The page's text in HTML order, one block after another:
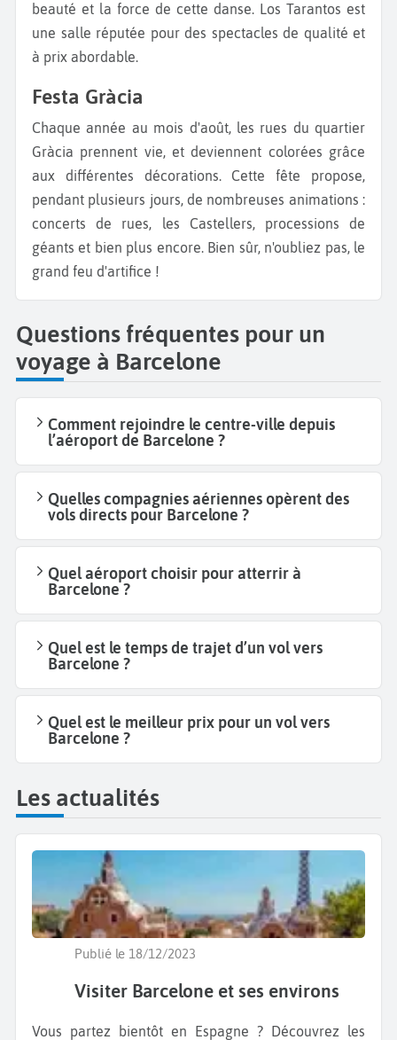
beauté et la force de cette danse. Los Tarantos est
une salle réputée pour des spectacles de qualité et
à prix abordable.
Festa Gràcia
Chaque année au mois d'août, les rues du quartier
Gràcia prennent vie, et deviennent colorées grâce
aux différentes décorations. Cette fête propose,
pendant plusieurs jours, de nombreuses animations :
concerts de rues, les Castellers, processions de
géants et bien plus encore. Bien sûr, n'oubliez pas, le
grand feu d'artifice !
Questions fréquentes pour un
voyage à Barcelone
Comment rejoindre le centre-ville depuis
l’aéroport de Barcelone ?
Quelles compagnies aériennes opèrent des
vols directs pour Barcelone ?
Quel aéroport choisir pour atterrir à
Barcelone ?
Quel est le temps de trajet d’un vol vers
Barcelone ?
Quel est le meilleur prix pour un vol vers
Barcelone ?
Les actualités
Publié le 18/12/2023
Visiter Barcelone et ses environs
Vous partez bientôt en Espagne ? Découvrez les